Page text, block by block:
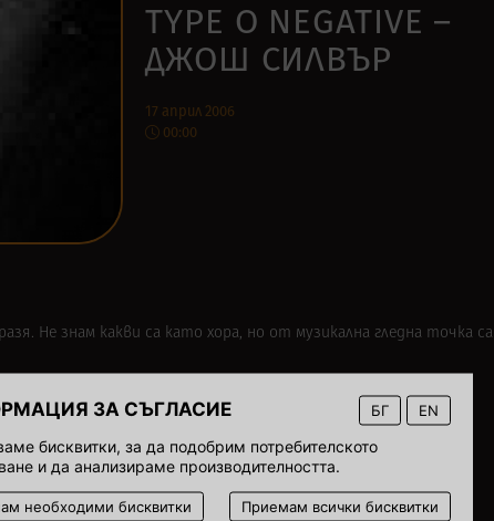
ЗА СЪГЛАСИЕ БГ EN
бисквитки, за да подобрим потребителското
и да анализираме производителността.
необходими бисквитки Приемам всички бисквитки
TYPE O NEGATIVE –
ДЖОШ СИЛВЪР
17 април 2006
00:00
Не знам какви са като хора, но от музикална гледна точка са